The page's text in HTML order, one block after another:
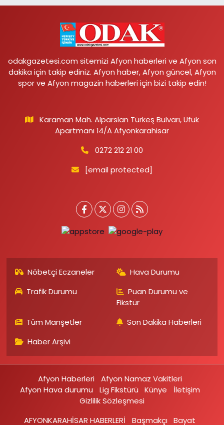
odakgazetesi.com sitemizi Afyon haberleri ve Afyon son
dakika için takip ediniz. Afyon haber, Afyon güncel, Afyon
spor ve Afyon magazin haberleri için bizi takip edin!
Karaman Mah. Alparslan Türkeş Bulvarı, Ufuk
Apartmanı 14/A Afyonkarahisar
0272 212 21 00
[email protected]
Nöbetçi Eczaneler
Hava Durumu
Trafik Durumu
Puan Durumu ve
Fikstür
Tüm Manşetler
Son Dakika Haberleri
Haber Arşivi
Afyon Haberleri
Afyon Namaz Vakitleri
Afyon Hava durumu
Lig Fikstürü Künye
İletişim
Gizlilik Sözleşmesi
AFYONKARAHİSAR HABERLERİ
Başmakçı Bayat